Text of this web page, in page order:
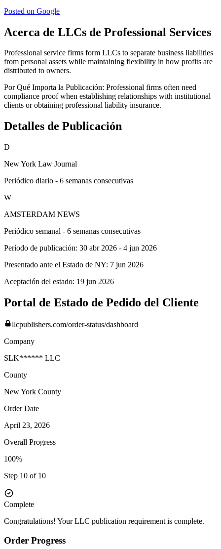
Posted on Google
Acerca de LLCs de Professional Services
Professional service firms form LLCs to separate business liabilities
from personal assets while maintaining flexibility in how profits are
distributed to owners.
Por Qué Importa la Publicación: Professional firms often need
compliance proof when establishing relationships with institutional
clients or obtaining professional liability insurance.
Detalles de Publicación
D
New York Law Journal
Periódico diario - 6 semanas consecutivas
W
AMSTERDAM NEWS
Periódico semanal - 6 semanas consecutivas
Período de publicación: 30 abr 2026 - 4 jun 2026
Presentado ante el Estado de NY: 7 jun 2026
Aceptación del estado: 19 jun 2026
Portal de Estado de Pedido del Cliente
llcpublishers.com/order-status/dashboard
Company
SLK****** LLC
County
New York County
Order Date
April 23, 2026
Overall Progress
100%
Step 10 of 10
Complete
Congratulations! Your LLC publication requirement is complete.
Order Progress